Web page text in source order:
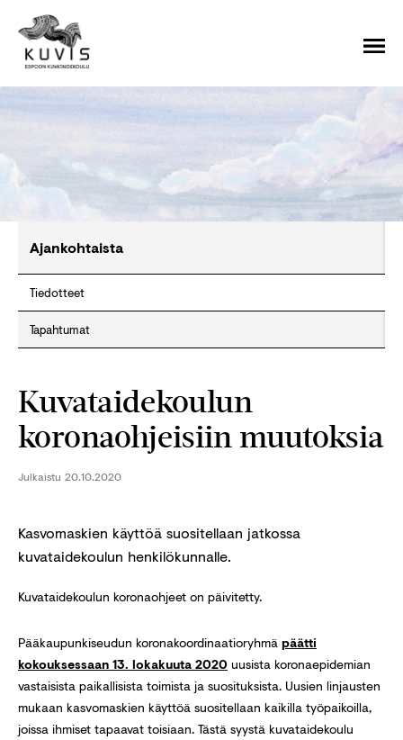
Ajankohtaista
Tiedotteet
Tapahtumat
Kuvataidekoulun
koronaohjeisiin muutoksia
Julkaistu 20.10.2020
Kasvomaskien käyttöä suositellaan jatkossa
kuvataidekoulun henkilökunnalle.
Kuvataidekoulun koronaohjeet on päivitetty.
Pääkaupunkiseudun koronakoordinaatioryhmäpäätti
kokouksessaan 13. lokakuuta 2020 uusista koronaepidemian
vastaisista paikallisista toimista ja suosituksista. Uusien linjausten
mukaan kasvomaskien käyttöä suositellaan kaikilla työpaikoilla,
joissa ihmiset tapaavat toisiaan. Tästä syystä kuvataidekoulu